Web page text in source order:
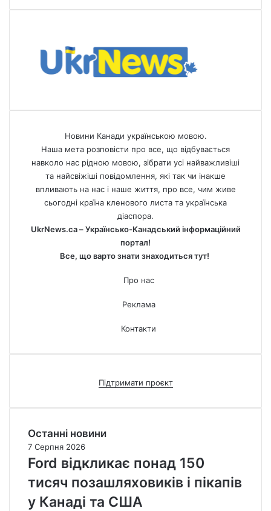
Новини Канади українською мовою.
Наша мета розповісти про все, що відбувається
навколо нас рідною мовою, зібрати усі найважливіші
та найсвіжіші повідомлення, які так чи інакше
впливають на нас і наше життя, про все, чим живе
сьогодні країна кленового листа та українська
діаспора.
UkrNews.ca – Українсько-Канадський інформаційний
портал!
Все, що варто знати знаходиться тут!
Про нас
Реклама
Контакти
Підтримати проєкт
Останні новини
7 Серпня 2026
Ford відкликає понад 150
тисяч позашляховиків і пікапів
у Канаді та США